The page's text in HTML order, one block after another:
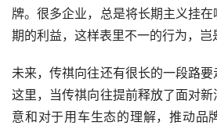
牌。很多企业，总是将长期主义挂
期的利益，这样表里不一的行为，岂
未来，传祺向往还有很长的一段路
这里，当传祺向往提前释放了面对
意和对于用车生态的理解，推动品